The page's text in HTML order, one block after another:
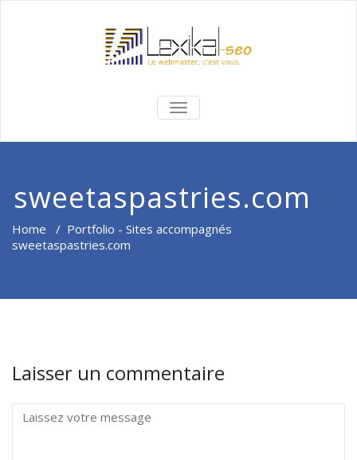
BASCULER
LA
sweetaspastries.com
Home / Portfolio - Sites accompagnés
sweetaspastries.com
Laisser un commentaire